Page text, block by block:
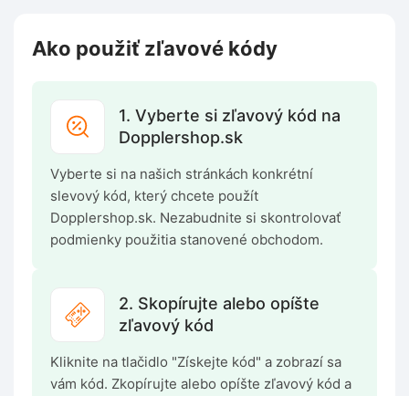
Ako použiť zľavové kódy
1. Vyberte si zľavový kód na
Dopplershop.sk
Vyberte si na našich stránkách konkrétní
slevový kód, který chcete použít
Dopplershop.sk. Nezabudnite si skontrolovať
podmienky použitia stanovené obchodom.
2. Skopírujte alebo opíšte
zľavový kód
Kliknite na tlačidlo "Získejte kód" a zobrazí sa
vám kód. Zkopírujte alebo opíšte zľavový kód a